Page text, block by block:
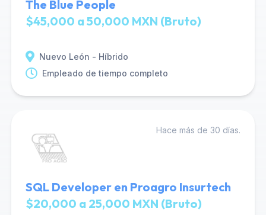
The Blue People
$45,000 a 50,000 MXN (Bruto)
Nuevo León - Híbrido
Empleado de tiempo completo
Hace más de 30 días.
SQL Developer en Proagro Insurtech
$20,000 a 25,000 MXN (Bruto)